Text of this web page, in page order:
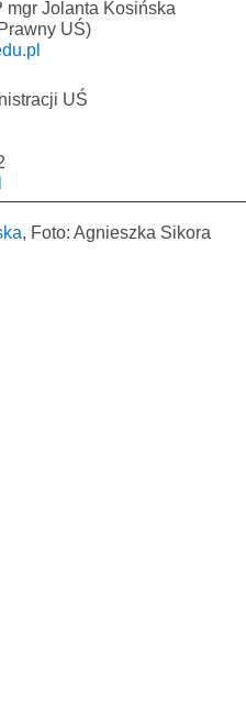
mgr Jolanta Kosińska
UŚ)
UŚ
, Foto: Agnieszka Sikora